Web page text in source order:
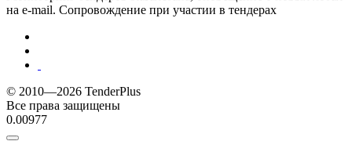
на e-mail. Сопровождение при участии в тендерах
© 2010—2026 TenderPlus
Все права защищены
0.00977